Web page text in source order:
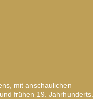
mit anschaulichen
frühen 19. Jahrhunderts.